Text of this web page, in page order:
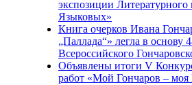
экспозиции
Языковых»
Книга очерков Ивана
„Паллада“» легла в основу
Всероссийского
Объявлены итоги V
работ «Мой Гончаров – моя